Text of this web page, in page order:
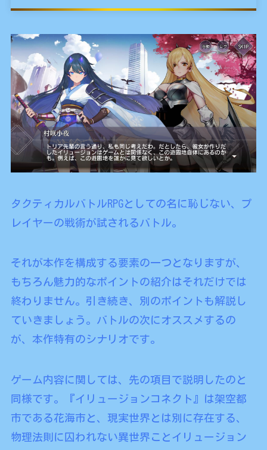
タクティカルバトルRPGとしての名に恥じない、プ
レイヤーの戦術が試されるバトル。
それが本作を構成する要素の一つとなりますが、
もちろん魅力的なポイントの紹介はそれだけでは
終わりません。引き続き、別のポイントも解説し
ていきましょう。バトルの次にオススメするの
が、本作特有のシナリオです。
ゲーム内容に関しては、先の項目で説明したのと
同様です。『イリュージョンコネクト』は架空都
市である花海市と、現実世界とは別に存在する、
物理法則に囚われない異世界ことイリュージョン